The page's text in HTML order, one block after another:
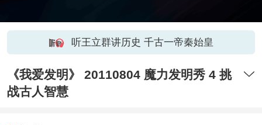
听王立群讲历史 千古一帝秦始皇
《我爱发明》 20110804 魔力发明秀 4 挑
战古人智慧